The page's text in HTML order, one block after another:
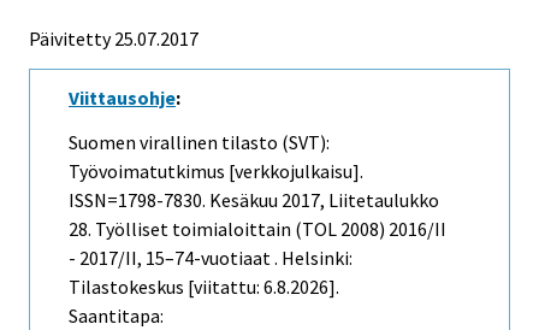
Päivitetty 25.07.2017
Viittausohje:
Suomen virallinen tilasto (SVT):
Työvoimatutkimus [verkkojulkaisu].
ISSN=1798-7830. Kesäkuu 2017, Liitetaulukko
28. Työlliset toimialoittain (TOL 2008) 2016/II
- 2017/II, 15–74-vuotiaat . Helsinki:
Tilastokeskus [viitattu: 6.8.2026].
Saantitapa: